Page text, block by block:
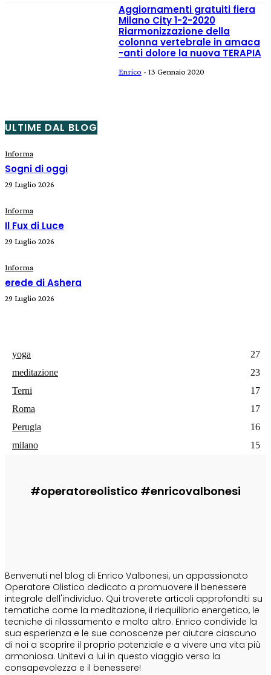
Aggiornamenti gratuiti fiera
Milano City 1-2-2020
Riarmonizzazione della
colonna vertebrale in amaca
-anti dolore la nuova TERAPIA
Enrico - 13 Gennaio 2020
ULTIME DAL BLOG
Informa
Sogni di oggi
29 Luglio 2026
Informa
Il Fux di Luce
29 Luglio 2026
Informa
erede di Ashera
29 Luglio 2026
yoga
27
meditazione
23
Terni
17
Roma
17
Perugia
16
milano
15
#operatoreolistico #enricovalbonesi
Benvenuti nel blog di Enrico Valbonesi, un appassionato
Operatore Olistico dedicato a promuovere il benessere
integrale dell'individuo. Qui troverete articoli approfonditi su
tematiche come la meditazione, il riequilibrio energetico, le
tecniche di rilassamento e molto altro. Enrico condivide la
sua esperienza e le sue conoscenze per aiutare ciascuno
di noi a scoprire il proprio potenziale e a vivere una vita più
armoniosa. Unitevi a lui in questo viaggio verso la
consapevolezza e il benessere!